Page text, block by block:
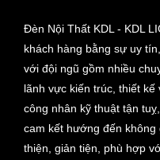
Đèn Nội Thất KDL - KDL
khách hàng bằng sự uy
với đội ngũ gồm nhiều
lãnh vực kiến trúc, thiết
công nhân kỹ thuật tận
cam kết hướng đến không
thiện, giản tiện, phù hợp